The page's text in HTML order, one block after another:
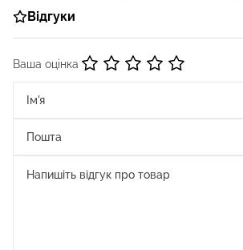
Відгуки
Ваша оцінка